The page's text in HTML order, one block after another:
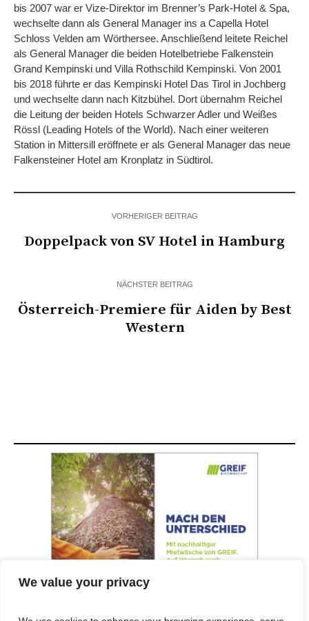
We value your privacy
bis 2007 war er Vize-Direktor im Brenner’s Park-Hotel & Spa,
wechselte dann als General Manager ins a Capella Hotel
Schloss Velden am Wörthersee. Anschließend leitete Reichel
als General Manager die beiden Hotelbetriebe Falkenstein
Grand Kempinski und Villa Rothschild Kempinski. Von 2001
bis 2018 führte er das Kempinski Hotel Das Tirol in Jochberg
und wechselte dann nach Kitzbühel. Dort übernahm Reichel
die Leitung der beiden Hotels Schwarzer Adler und Weißes
Rössl (Leading Hotels of the World). Nach einer weiteren
Station in Mittersill eröffnete er als General Manager das neue
Falkensteiner Hotel am Kronplatz in Südtirol.
VORHERIGER BEITRAG
Doppelpack von SV Hotel in Hamburg
NÄCHSTER BEITRAG
Österreich-Premiere für Aiden by Best
Western